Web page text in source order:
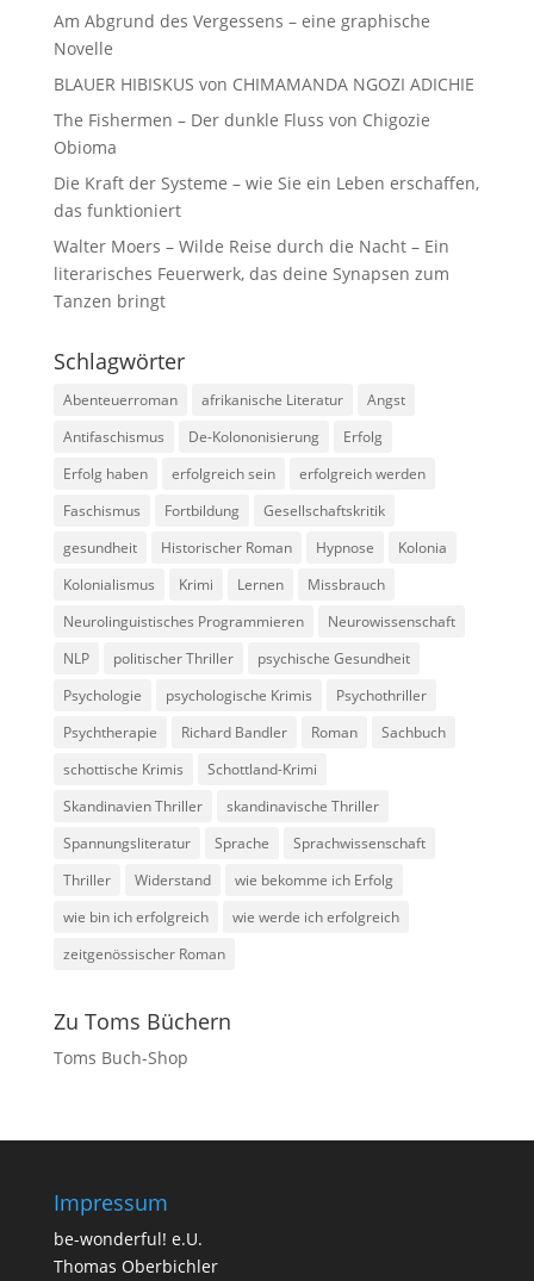
Am Abgrund des Vergessens – eine graphische
Novelle
BLAUER HIBISKUS von CHIMAMANDA NGOZI ADICHIE
The Fishermen – Der dunkle Fluss von Chigozie
Obioma
Die Kraft der Systeme – wie Sie ein Leben erschaffen,
das funktioniert
Walter Moers – Wilde Reise durch die Nacht – Ein
literarisches Feuerwerk, das deine Synapsen zum
Tanzen bringt
Schlagwörter
Abenteuerroman afrikanische Literatur
Angst
Antifaschismus
De-Kolononisierung
Erfolg
Erfolg haben
erfolgreich sein
erfolgreich werden
Faschismus
Fortbildung
Gesellschaftskritik
gesundheit
Historischer Roman Hypnose
Kolonia
Kolonialismus
Krimi Lernen
Missbrauch
Neurolinguistisches Programmieren
Neurowissenschaft
NLP
politischer Thriller
psychische Gesundheit
Psychologie
psychologische Krimis
Psychothriller
Psychtherapie
Richard Bandler Roman
Sachbuch
schottische Krimis
Schottland-Krimi
Skandinavien Thriller
skandinavische Thriller
Spannungsliteratur
Sprache
Sprachwissenschaft
Thriller
Widerstand
wie bekomme ich Erfolg
wie bin ich erfolgreich
wie werde ich erfolgreich
zeitgenössischer Roman
Zu Toms Büchern
Toms Buch-Shop
Impressum
be-wonderful! e.U.
Thomas Oberbichler